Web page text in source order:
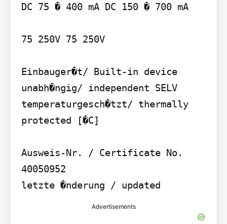
DC 75 � 400 mA DC 150 � 700 mA
75 250V 75 250V
Einbauger�t/ Built-in device
unabh�ngig/ independent SELV
temperaturgesch�tzt/ thermally
protected [�C]
Ausweis-Nr. / Certificate No.
40050952
Advertisements